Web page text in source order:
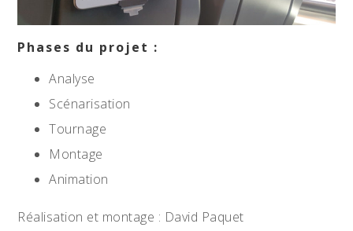
Phases du projet :
Analyse
Scénarisation
Tournage
Montage
Animation
Réalisation et montage : David Paquet